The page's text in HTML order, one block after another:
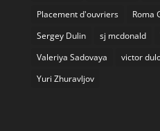
Placement d'ouvriers
Roma
Sergey Dulin
sj mcdonald
Valeriya Sadovaya
victor
Yuri Zhuravljov